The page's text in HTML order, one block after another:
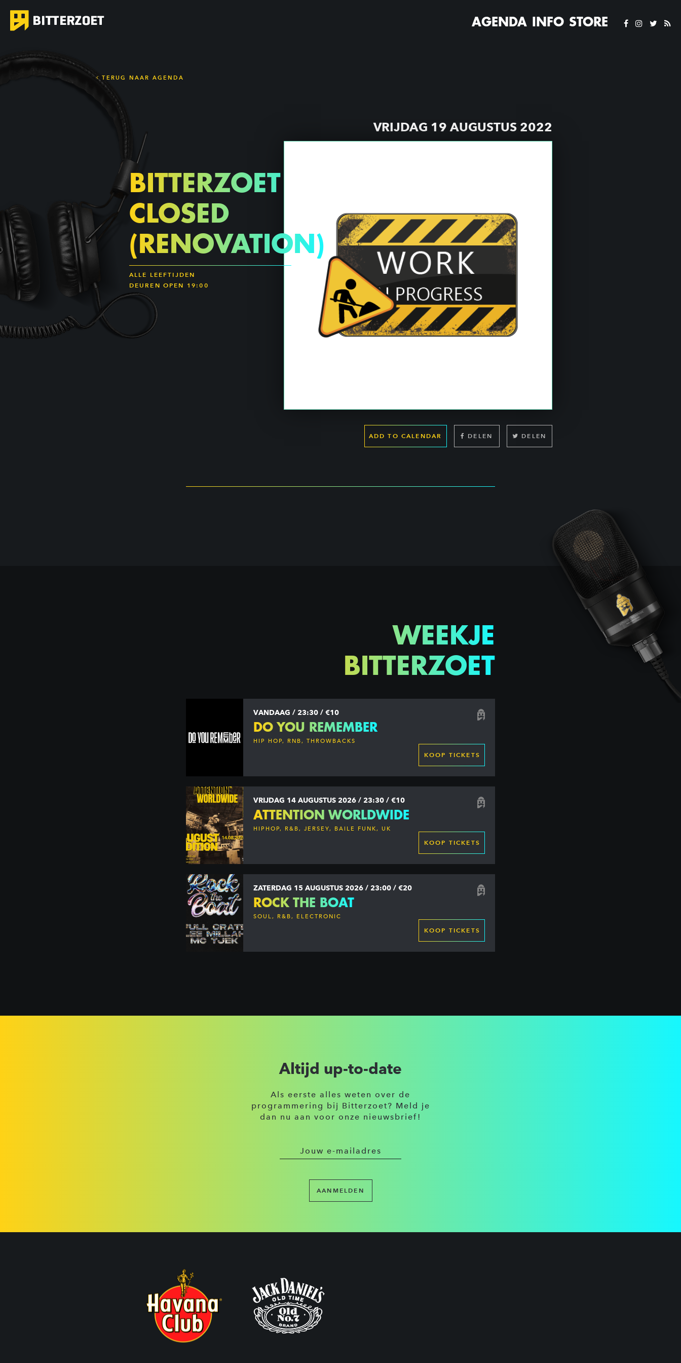
AGENDA INFO STORE
TERUG NAAR AGENDA
VRIJDAG 19 AUGUSTUS 2022
ADD TO CALENDAR DELEN DELEN
BITTERZOET
CLOSED
(RENOVATION)
ALLE LEEFTIJDEN
DEUREN OPEN 19:00
WEEKJE
BITTERZOET
VANDAAG / 23:30 / €10
DO YOU REMEMBER
HIP HOP, RNB, THROWBACKS
KOOP TICKETS
VRIJDAG 14 AUGUSTUS 2026 / 23:30 / €10
ATTENTION WORLDWIDE
HIPHOP, R&B, JERSEY, BAILE FUNK, UK
KOOP TICKETS
ZATERDAG 15 AUGUSTUS 2026 / 23:00 / €20
ROCK THE BOAT
SOUL, R&B, ELECTRONIC
KOOP TICKETS
Altijd up-to-date
Als eerste alles weten over de
programmering bij Bitterzoet? Meld je
dan nu aan voor onze nieuwsbrief!
AANMELDEN